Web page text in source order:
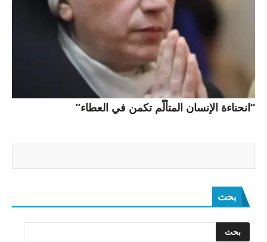
“انحناءة الإنسان المتألّم تكمن في العطاء”
بحث